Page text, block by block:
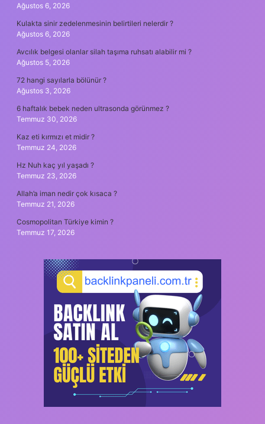
Ağustos 6, 2026
Kulakta sinir zedelenmesinin belirtileri nelerdir ?
Ağustos 6, 2026
Avcılık belgesi olanlar silah taşıma ruhsatı alabilir mi ?
Ağustos 5, 2026
72 hangi sayılarla bölünür ?
Ağustos 3, 2026
6 haftalık bebek neden ultrasonda görünmez ?
Temmuz 30, 2026
Kaz eti kırmızı et midir ?
Temmuz 24, 2026
Hz Nuh kaç yıl yaşadı ?
Temmuz 23, 2026
Allah’a iman nedir çok kısaca ?
Temmuz 21, 2026
Cosmopolitan Türkiye kimin ?
Temmuz 17, 2026